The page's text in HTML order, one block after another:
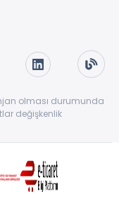
olması durumunda
değişkenlik